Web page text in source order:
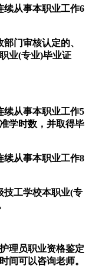
续从事本职业工作6
门审核认定的、
业(专业)毕业证
续从事本职业工作5
学时数，并取得毕
续从事本职业工作8
技工学校本职业(专
理员职业资格鉴定
间可以咨询老师。